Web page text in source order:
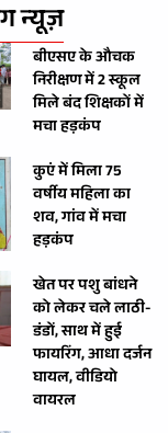
न्यूज़
बीएसए के औचक
निरीक्षण में 2 स्कूल
मिले बंद शिक्षकों में
मचा हड़कंप
कुएं में मिला 75
वर्षीय महिला का
शव, गांव में मचा
हड़कंप
खेत पर पशु बांधने
को लेकर चले लाठी-
डंडों, साथ में हुई
फायरिंग, आधा दर्जन
घायल, वीडियो
वायरल